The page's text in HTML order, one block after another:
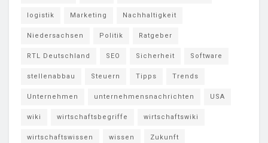
logistik Marketing Nachhaltigkeit
Niedersachsen Politik Ratgeber
RTL Deutschland SEO Sicherheit Software
stellenabbau Steuern Tipps Trends
Unternehmen unternehmensnachrichten USA
wiki wirtschaftsbegriffe wirtschaftswiki
wirtschaftswissen wissen Zukunft